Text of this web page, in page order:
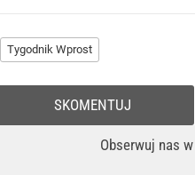
Tygodnik Wprost
Obserwuj nas w
SKOMENTUJ